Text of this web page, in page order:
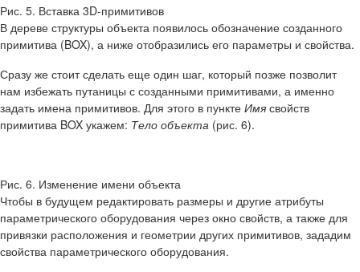
Рис. 5. Вставка 3D-примитивов
В дереве структуры объекта появилось обозначение созданного
примитива (BOX), а ниже отобразились его параметры и свойства.
Сразу же стоит сделать еще один шаг, который позже позволит
нам избежать путаницы с созданными примитивами, а именно
задать имена примитивов. Для этого в пункте Имя свойств
примитива BOX укажем: Тело объекта (рис. 6).
Рис. 6. Изменение имени объекта
Чтобы в будущем редактировать размеры и другие атрибуты
параметрического оборудования через окно свойств, а также для
привязки расположения и геометрии других примитивов, зададим
свойства параметрического оборудования.